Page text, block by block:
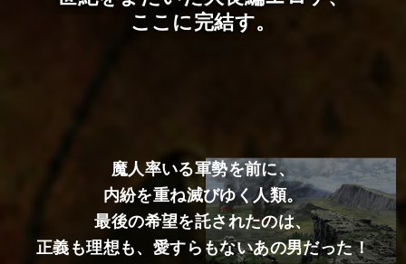
ここに完結す。
魔人率いる軍勢を前に、
内紛を重ね滅びゆく人類。
最後の希望を託されたのは、
正義も理想も、愛すらもないあの男だった！